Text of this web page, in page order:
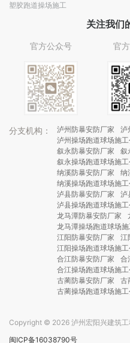
塑胶跑道操场施工
关注我们
官方公众号 官
分支机构： 泸州防暴安防厂家
泸
泸州操场跑道球场施工
叙永防暴安防厂家
叙
叙永操场跑道球场施工
纳溪防暴安防厂家
纳
纳溪操场跑道球场施工
泸县防暴安防厂家
泸
泸县操场跑道球场施工
龙马潭防暴安防厂家
龙马潭操场跑道球场施
江阳防暴安防厂家
江
江阳操场跑道球场施工
合江防暴安防厂家
合
合江操场跑道球场施工
古蔺防暴安防厂家
古
古蔺操场跑道球场施工
Copyright © 2026 泸州宏阳兴建筑工
闽ICP备16038790号